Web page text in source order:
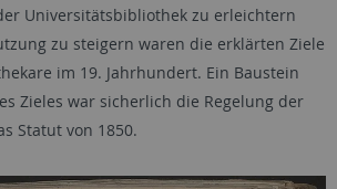
Universitätsbibliothek zu erleichtern
zu steigern waren die erklärten Ziele
im 19. Jahrhundert. Ein Baustein
Zieles war sicherlich die Regelung der
Statut von 1850.